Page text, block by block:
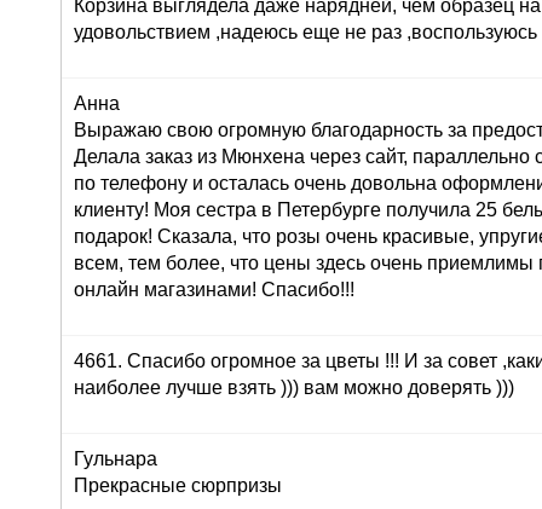
Корзина выглядела даже нарядней, чем образец
удовольствием ,надеюсь еще не раз
Анна
Выражаю свою огромную благодарность за
Делала заказ из Мюнхена через сайт, параллельно
по телефону и осталась очень довольна
клиенту! Моя сестра в Петербурге получила 25
подарок! Сказала, что розы очень красивые,
всем, тем более, что цены здесь очень приемлимы
онлайн магазинами! Спасибо!!!
4661. Спасибо огромное за цветы !!! И за совет
наиболее лучше взять ))) вам можно доверять )))
Гульнара
Прекрасные сюрпризы